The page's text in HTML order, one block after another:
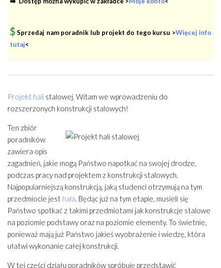
$Sprzedaj nam poradnik lub projekt do tego kursu >Więcej info
tutaj<
Projekt hali stalowej. Witam we wprowadzeniu do
rozszerzonych konstrukcji stalowych!
Ten zbiór
poradników
zawiera opis
zagadnień, jakie mogą Państwo napotkać na swojej drodze,
podczas pracy nad projektem z konstrukcji stalowych.
Najpopularniejszą konstrukcją, jaką studenci otrzymują na tym
przedmiocie jest hala. Będąc już na tym etapie, musieli się
Państwo spotkać z takimi przedmiotami jak konstrukcje stalowe
na poziomie podstawy oraz na poziomie elementy. To świetnie,
ponieważ mają już Państwo jakieś wyobrażenie i wiedzę, która
ułatwi wykonanie całej konstrukcji.
W tej części działu poradników spróbuję przedstawić